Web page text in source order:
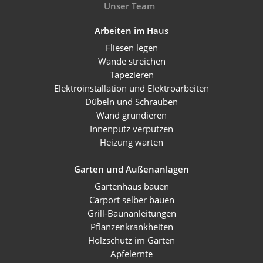
Unser Team
Arbeiten im Haus
Fliesen legen
Wände streichen
Tapezieren
Elektroinstallation und Elektroarbeiten
Dübeln und Schrauben
Wand grundieren
Innenputz verputzen
Heizung warten
Garten und Außenanlagen
Gartenhaus bauen
Carport selber bauen
Grill-Baunanleitungen
Pflanzenkrankheiten
Holzschutz im Garten
Apfelernte